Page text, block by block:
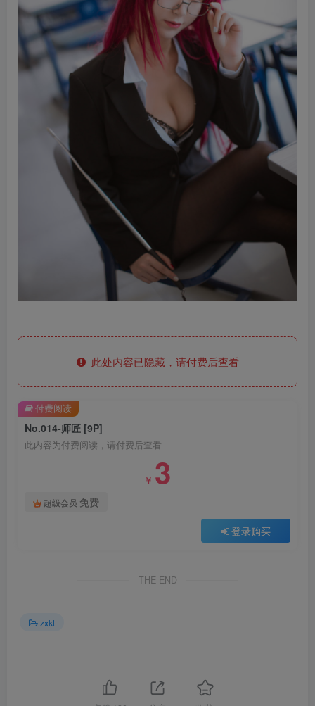
此处内容已隐藏，请付费后查看
No.014-师匠 [9P]
此内容为付费阅读，请付费后查看
￥ 3
超级会员 免费
登录购买
付费阅读
THE END
zxkt